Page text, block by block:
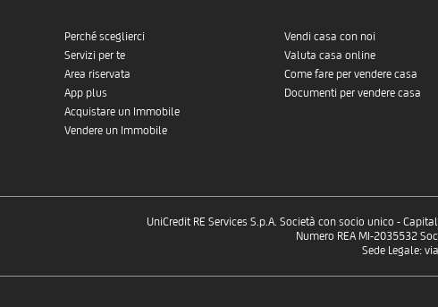
Perché sceglierci
Servizi per te
Area riservata
App plus
Acquistare un Immobile
Vendere un Immobile
Vendi casa con noi
Valuta casa online
Come fare per vendere casa
Documenti per vendere casa
UniCredit RE Services S.p.A. Società con socio unico -
Numero REA MI-2035532
Sede Legale: